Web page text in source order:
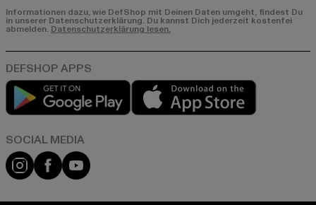
Informationen dazu, wie DefShop mit Deinen Daten umgeht, findest Du
in unserer Datenschutzerklärung. Du kannst Dich jederzeit kostenfei
abmelden. Datenschutzerklärung lesen.
Play market
Instagram
FacebookYouTube